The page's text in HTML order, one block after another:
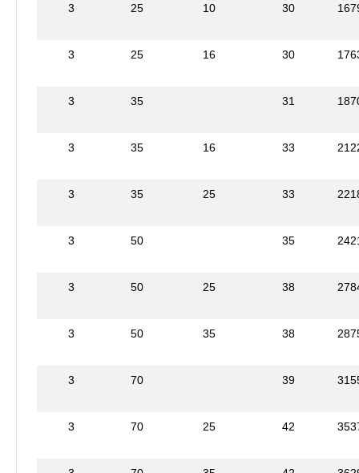
3 25 10 30
3 25 16 30
3 35 31
3 35 16 33
3 35 25 33
3 50 35
3 50 25 38
3 50 35 38
3 70 39
3 70 25 42